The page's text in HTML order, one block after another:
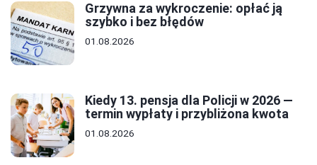
Grzywna za wykroczenie: opłać ją
szybko i bez błędów
01.08.2026
Kiedy 13. pensja dla Policji w 2026 —
termin wypłaty i przybliżona kwota
01.08.2026